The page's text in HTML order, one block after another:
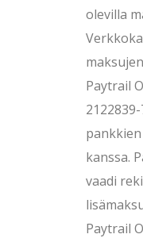
olevilla
Paytrail
kanssa.
vaadi
Paytrail